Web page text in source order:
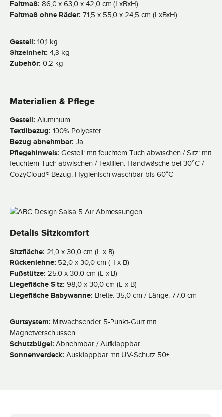
Faltmaß: 86,0 x 63,0 x 42,0 cm (LxBxH)
Faltmaß ohne Räder: 71,5 x 55,0 x 24,5 cm (LxBxH)
Gestell: 10,1 kg
Sitzeinheit: 4,8 kg
Zubehör: 0,2 kg
Materialien & Pflege
Gestell: Aluminium
Textilbezug: 100% Polyester
Bezug abnehmbar: Ja
Pflegehinweis: Gestell: mit feuchtem Tuch abwischen / Sitz: mit
feuchtem Tuch abwischen / Textilien: Handwäsche bei 30°C /
CozyCloud® Bezug: Hygienisch waschbar bis 60°C
Details Sitzkomfort
Sitzfläche: 21,0 x 30,0 cm (L x B)
Rückenlehne: 52,0 x 30,0 cm (H x B)
Fußstütze: 25,0 x 30,0 cm (L x B)
Liegefläche Sitz: 98,0 x 30,0 cm (L x B)
Liegefläche Babywanne: Breite: 35,0 cm / Länge: 77,0 cm
Gurtsystem: Mitwachsender 5-Punkt-Gurt mit
Magnetverschlüssen
Schutzbügel: Abnehmbar / Aufklappbar
Sonnenverdeck: Ausklappbar mit UV-Schutz 50+